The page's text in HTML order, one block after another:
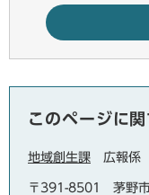
このページに
地域創生課 広報係
〒391-8501
茅野